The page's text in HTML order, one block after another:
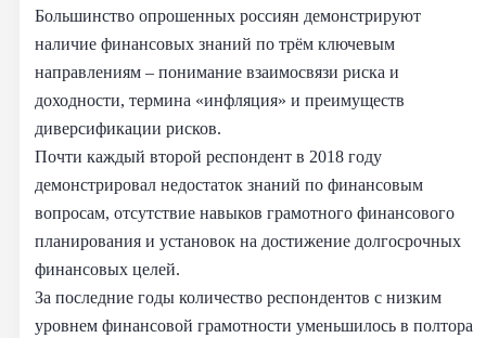
Большинство опрошенных россиян демонстрируют
наличие финансовых знаний по трём ключевым
направлениям – понимание взаимосвязи риска и
доходности, термина «инфляция» и преимуществ
диверсификации рисков.
Почти каждый второй респондент в 2018 году
демонстрировал недостаток знаний по финансовым
вопросам, отсутствие навыков грамотного финансового
планирования и установок на достижение долгосрочных
финансовых целей.
За последние годы количество респондентов с низким
уровнем финансовой грамотности уменьшилось в полтора